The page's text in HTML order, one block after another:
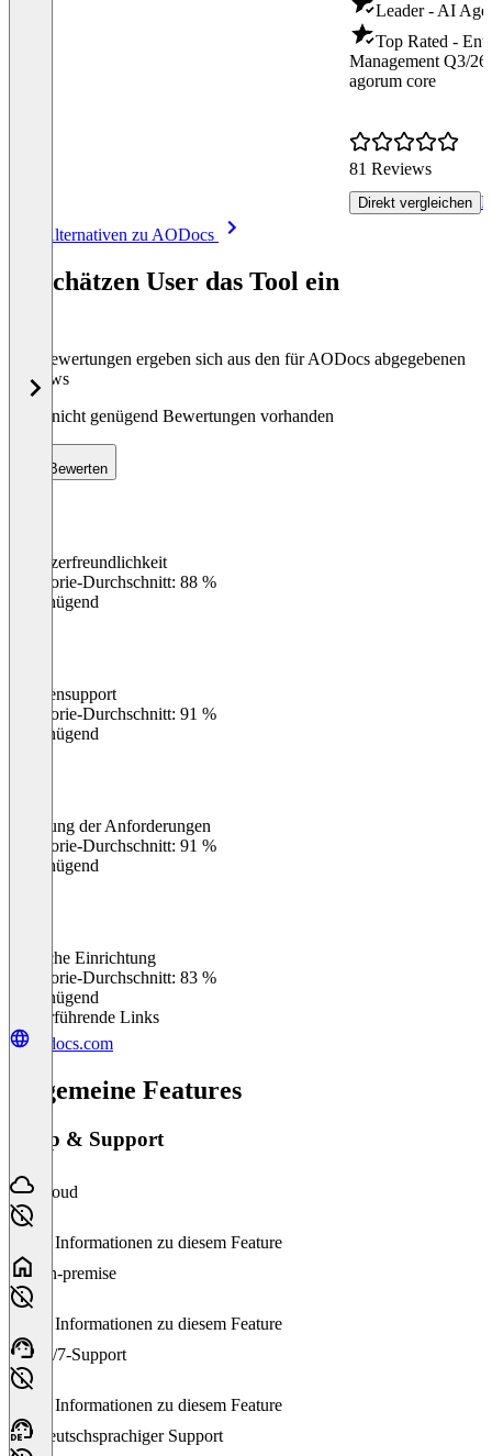
Leader - AI
Top Rated -
Management Q3/26
agorum core
81 Reviews
Direkt vergleichen
Alle Alternativen zu AODocs
So schätzen User das Tool ein
Die Bewertungen ergeben sich aus den für AODocs abgegebenen
Reviews
Noch nicht genügend Bewertungen vorhanden
Bewerten
Benutzerfreundlichkeit
Kategorie-Durchschnitt: 88 %
Ungenügend
Kundensupport
Kategorie-Durchschnitt: 91 %
Ungenügend
Erfüllung der Anforderungen
Kategorie-Durchschnitt: 91 %
Ungenügend
Einfache Einrichtung
Kategorie-Durchschnitt: 83 %
Ungenügend
Weiterführende Links
aodocs.com
Allgemeine Features
Setup & Support
Cloud
Keine Informationen zu diesem Feature
On-premise
Keine Informationen zu diesem Feature
24/7-Support
Keine Informationen zu diesem Feature
Deutschsprachiger Support